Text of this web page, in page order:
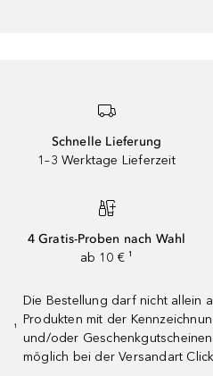
Schnelle Lieferung
1–3 Werktage Lieferzeit
4 Gratis-Proben nach Wahl
ab 10 € ¹
¹
Die Bestellung darf nicht allein
Produkten mit der
und/oder
möglich bei der Versandart